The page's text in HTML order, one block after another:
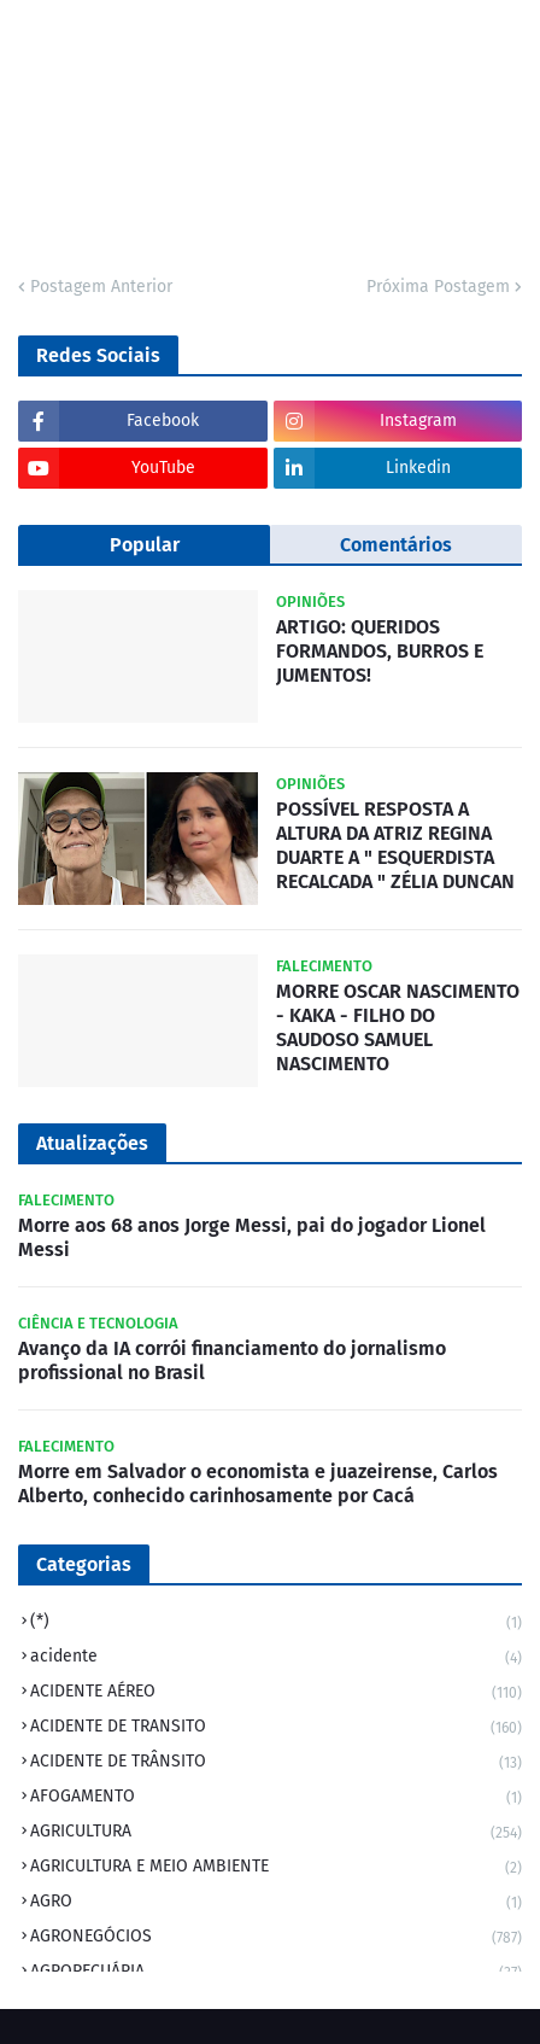
Postagem Anterior Próxima Postagem
Redes Sociais
Facebook Instagram
YouTube Linkedin
Popular Comentários
OPINIÕES
ARTIGO: QUERIDOS
FORMANDOS, BURROS E
JUMENTOS!
OPINIÕES
POSSÍVEL RESPOSTA A
ALTURA DA ATRIZ REGINA
DUARTE A " ESQUERDISTA
RECALCADA " ZÉLIA DUNCAN
FALECIMENTO
MORRE OSCAR NASCIMENTO
- KAKA - FILHO DO
SAUDOSO SAMUEL
NASCIMENTO
Atualizações
FALECIMENTO
Morre aos 68 anos Jorge Messi, pai do jogador Lionel
Messi
CIÊNCIA E TECNOLOGIA
Avanço da IA corrói financiamento do jornalismo
profissional no Brasil
FALECIMENTO
Morre em Salvador o economista e juazeirense, Carlos
Alberto, conhecido carinhosamente por Cacá
Categorias
(*) (1)
acidente (4)
ACIDENTE AÉREO (110)
ACIDENTE DE TRANSITO (160)
ACIDENTE DE TRÂNSITO (13)
AFOGAMENTO (1)
AGRICULTURA (254)
AGRICULTURA E MEIO AMBIENTE (2)
AGRO (1)
AGRONEGÓCIOS (787)
AGROPECUÁRIA (37)
AMBIENTE (9)